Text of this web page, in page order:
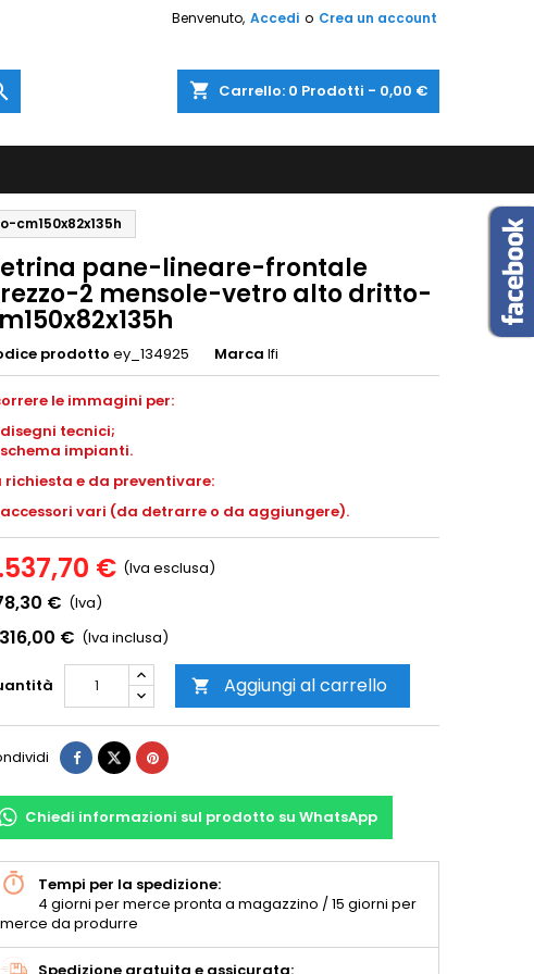
Benvenuto, Accedi o Crea un account
shopping_cart Carrello: 0 Prodotti - 0,00 €
pane-lineare-frontale
2 mensole-vetro alto dritto-
prodotto ey_134925 Marca Ifi
le immagini per:
disegni tecnici;
schema impianti.
richiesta e da preventivare:
accessori vari (da detrarre o da aggiungere).
€ (Iva esclusa)
€ (Iva)
€ (Iva inclusa)
 Aggiungi al carrello
Chiedi informazioni sul prodotto su WhatsApp
Tempi per la spedizione:
4 giorni per merce pronta a magazzino / 15 giorni per
merce da produrre